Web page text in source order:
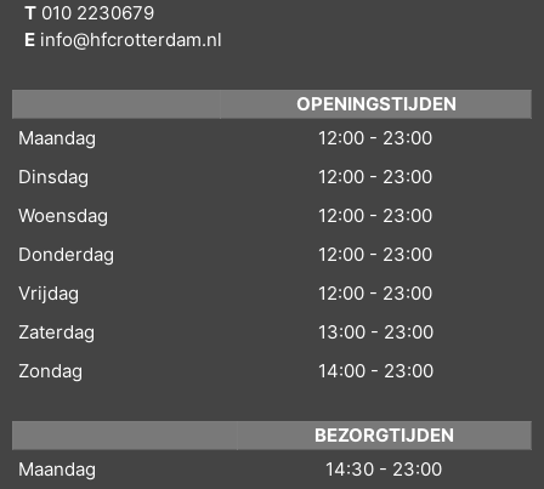
T 010 2230679
E info@hfcrotterdam.nl
OPENINGSTIJDEN
Maandag
12:00 - 23:00
Dinsdag
12:00 - 23:00
Woensdag
12:00 - 23:00
Donderdag
12:00 - 23:00
Vrijdag
12:00 - 23:00
Zaterdag
13:00 - 23:00
Zondag
14:00 - 23:00
BEZORGTIJDEN
Maandag
14:30 - 23:00